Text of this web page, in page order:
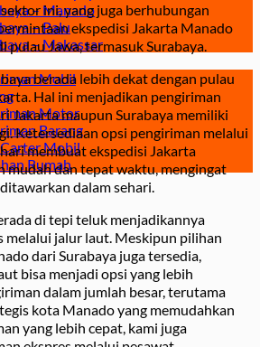
– Manado
– Palu
– Makassar
Mobil
Motor
Barang
Carter Mobil
Rumah
ini, yang juga berhubungan
ekspedisi Jakarta Manado
Jawa, termasuk Surabaya.
berada lebih dekat dengan pulau
Hal ini menjadikan pengiriman
Jakarta maupun Surabaya memiliki
Ketersediaan opsi pengiriman melalui
membuat ekspedisi Jakarta
mudah dan tepat waktu, mengingat
dalam sehari.
di tepi teluk menjadikannya
melalui jalur laut. Meskipun pilihan
dari Surabaya juga tersedia,
bisa menjadi opsi yang lebih
dalam jumlah besar, terutama
kota Manado yang memudahkan
yang lebih cepat, kami juga